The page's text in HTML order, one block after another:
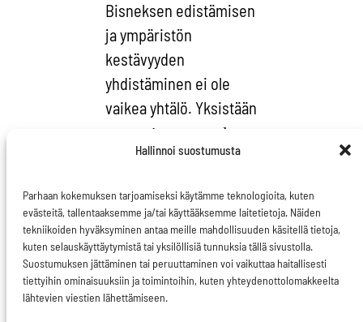
Hallinnoi suostumusta
Parhaan kokemuksen tarjoamiseksi käytämme teknologioita, kuten
evästeitä, tallentaaksemme ja/tai käyttääksemme laitetietoja. Näiden
tekniikoiden hyväksyminen antaa meille mahdollisuuden käsitellä tietoja,
kuten selauskäyttäytymistä tai yksilöllisiä tunnuksia tällä sivustolla.
Suostumuksen jättäminen tai peruuttaminen voi vaikuttaa haitallisesti
tiettyihin ominaisuuksiin ja toimintoihin, kuten yhteydenottolomakkeelta
lähtevien viestien lähettämiseen.
Bisneksen edistämisen
ja ympäristön
kestävyyden
yhdistäminen ei ole
vaikea yhtälö. Yksistään
resurssituottavuuden
kasvattaminen 30
2030 nostaisi BKT:tä
lähestulkoon prosentin
ja loisi 2 miljoonaa
uutta työpaikkaa.